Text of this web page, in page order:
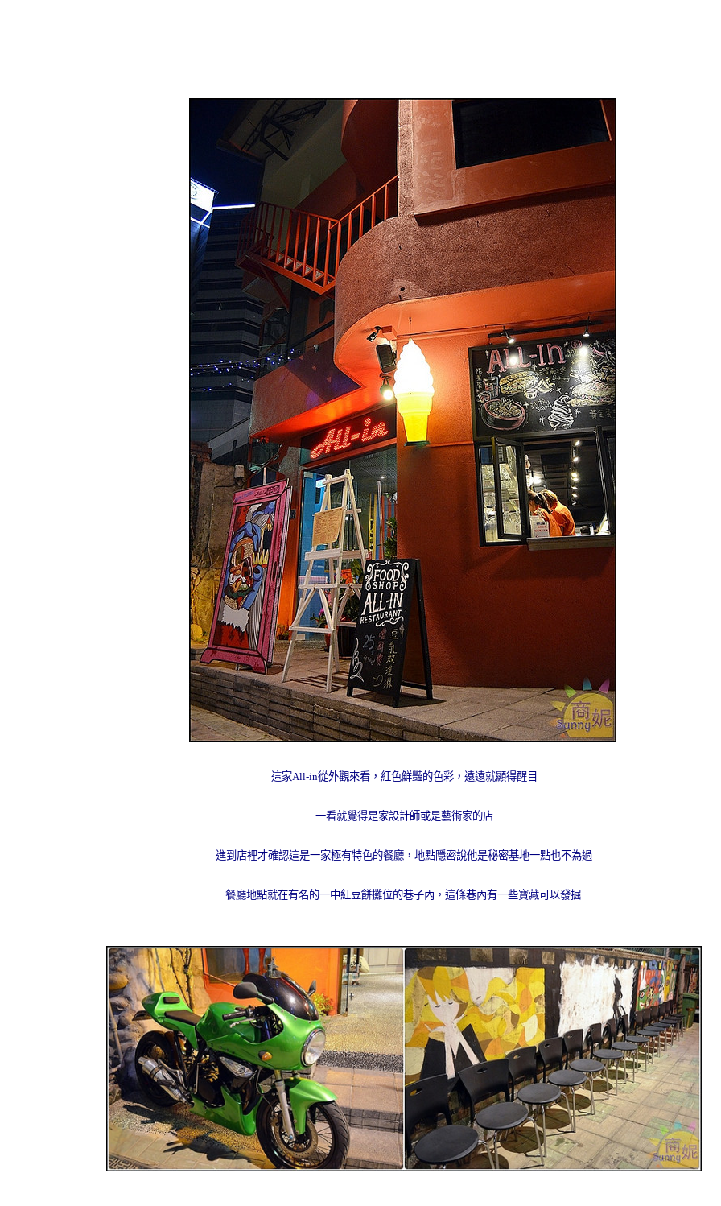
這家All-in從外觀來看，紅色鮮豔的色彩，遠遠就顯得醒目
一看就覺得是家設計師或是藝術家的店
進到店裡才確認這是一家極有特色的餐廳，地點隱密說他是秘密基地一點也不為過
餐廳地點就在有名的一中紅豆餅攤位的巷子內，這條巷內有一些寶藏可以發掘